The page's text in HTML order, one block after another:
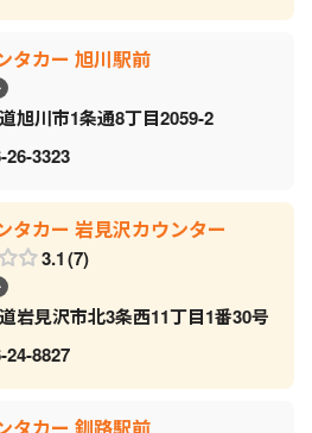
タカー 旭川駅前
旭川市1条通8丁目2059‐2
26-3323
タカー 岩見沢カウンター
3.1 7
岩見沢市北3条西11丁目1番30号
24-8827